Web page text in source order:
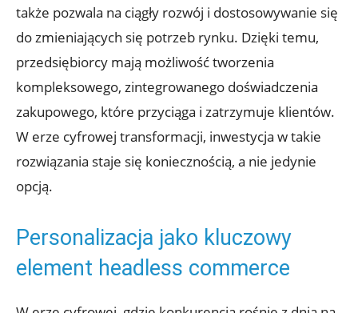
także pozwala na ciągły rozwój i dostosowywanie się
do zmieniających się potrzeb⁣ rynku. Dzięki temu,
przedsiębiorcy mają możliwość tworzenia
kompleksowego, zintegrowanego ⁢doświadczenia
zakupowego,⁤ które przyciąga i zatrzymuje klientów.
W erze cyfrowej transformacji,​ inwestycja ‌w takie
rozwiązania staje się koniecznością, ⁣a nie ⁤jedynie
⁣opcją. ​
Personalizacja jako kluczowy
element headless commerce